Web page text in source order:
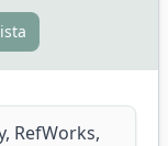
RefWorks,